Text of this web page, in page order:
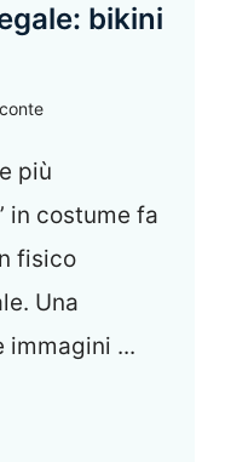
bikini
più
in costume fa
fisico
Una
immagini ...